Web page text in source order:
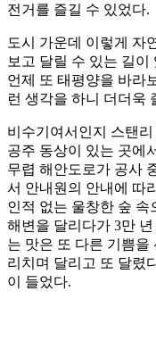
전거를 즐길 수 있었다.
도시 가운데 이렇게 자
보고 달릴 수 있는 길
언제 또 태평양을 바라
런 생각을 하니 더더욱
비수기여서인지 스탠
공주 동상이 있는 곳에
무렵 해안도로가 공사
서 안내원의 안내에 따
인적 없는 울창한 숲
해변을 달리다가 3만
는 맛은 또 다른 기쁨을
리치며 달리고 또 달렸
이 들었다.